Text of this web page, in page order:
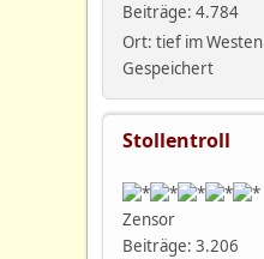
Beiträge: 4.784
Ort: tief im Westen
Gespeichert
Stollentroll
Zensor
Beiträge: 3.206